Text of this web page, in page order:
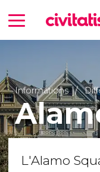
Informations
L'Alamo